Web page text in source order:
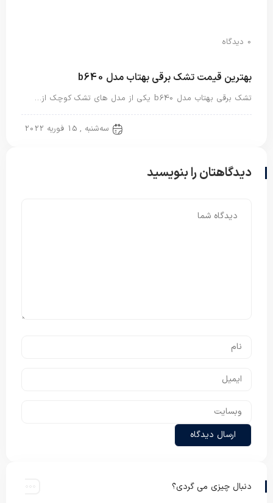
0 دیدگاه
بهترین قیمت تشک برقی بهتاب مدل b640
تشک برقی بهتاب مدل b640 یکی از مدل های تشک کوچک از…
سه‌شنبه , 15 فوریه 2022
دیدگاهتان را بنویسید
دنبال چیزی می گردی؟